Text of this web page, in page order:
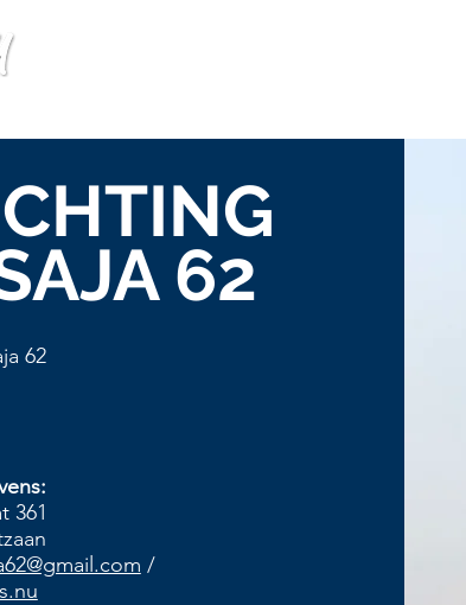
62
62
361
/